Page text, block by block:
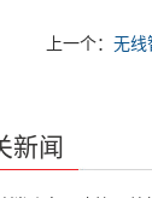
上一个：无线
新闻